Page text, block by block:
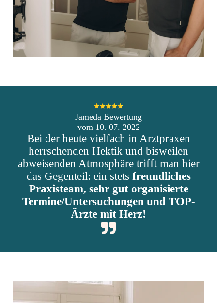
Jameda Bewertung
vom 10. 07. 2022
Bei der heute vielfach in Arztpraxen
herrschenden Hektik und bisweilen
abweisenden Atmosphäre trifft man hier
das Gegenteil: ein stets freundliches
Praxisteam, sehr gut organisierte
Termine/Untersuchungen und TOP-
Ärzte mit Herz!